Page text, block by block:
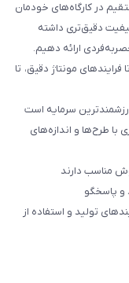
در کارگاه‌های خودمان
دقیق‌تری داشته
ارائه دهیم.
مونتاژ دقیق، تا
سرمایه است
با طرح‌ها و اندازه‌های
مناسب دارند
و پاسخگو
تولید و استفاده از